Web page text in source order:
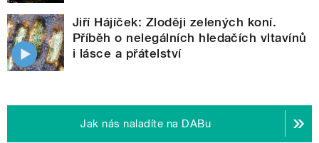
Jiří Hájíček: Zloději zelených koní.
Příběh o nelegálních hledačích vltavínů
i lásce a přátelství
Jak nás naladíte na DABu